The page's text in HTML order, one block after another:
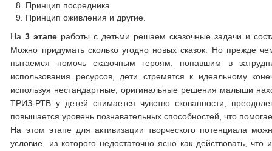
Принцип посредника.
Принцип оживления и другие.
На3 этапе работы с детьми решаем сказочные задачи и
Можно придумать сколько угодно новых сказок. Но прежде
пытаемся помочь сказочным героям, попавшим в
использования ресурсов, дети стремятся к идеальному
используя нестандартные, оригинальные решения малыши
ТРИЗ-РТВ у детей снимается чувство скованности,
повышается уровень познавательных способностей, что
На этом этапе для активизации творческого потенциала
условие, из которого недостаточно ясно как действовать,